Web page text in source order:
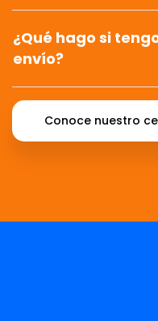
¿Qué hago si
envío?
Conoce nuestro